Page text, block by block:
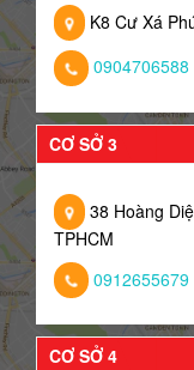
K8 Cư Xá
0904706588
CƠ SỞ 3
38 Hoàng
TPHCM
0912655679
CƠ SỞ 4